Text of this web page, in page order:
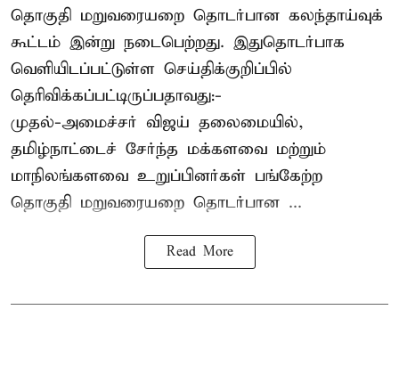
தொகுதி மறுவரையறை தொடர்பான கலந்தாய்வுக்
கூட்டம் இன்று நடைபெற்றது. இதுதொடர்பாக
வெளியிடப்பட்டுள்ள செய்திக்குறிப்பில்
தெரிவிக்கப்பட்டிருப்பதாவது:-
முதல்-அமைச்சர் விஜய் தலைமையில்,
தமிழ்நாட்டைச் சேர்ந்த மக்களவை மற்றும்
மாநிலங்களவை உறுப்பினர்கள் பங்கேற்ற
தொகுதி மறுவரையறை தொடர்பான ...
Read More